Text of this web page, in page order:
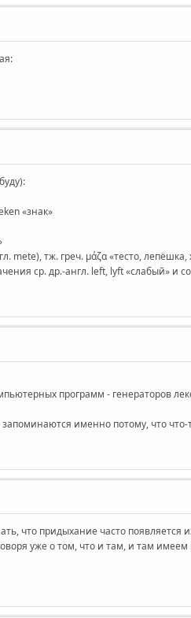
«знак»
mete), тж. греч. μάζα «тесто, лепёшка,
ср. др.-англ. left, lyft «слабый» и
программ - генераторов
запоминаются именно потому, что
что придыхание часто
уже о том, что и там, и там